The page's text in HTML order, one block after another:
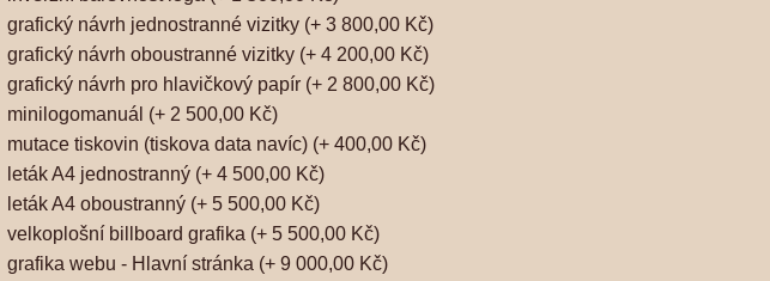
grafický návrh jednostranné vizitky (+ 3 800,00 Kč)
grafický návrh oboustranné vizitky (+ 4 200,00 Kč)
grafický návrh pro hlavičkový papír (+ 2 800,00 Kč)
minilogomanuál (+ 2 500,00 Kč)
mutace tiskovin (tiskova data navíc) (+ 400,00 Kč)
leták A4 jednostranný (+ 4 500,00 Kč)
leták A4 oboustranný (+ 5 500,00 Kč)
velkoplošní billboard grafika (+ 5 500,00 Kč)
grafika webu - Hlavní stránka (+ 9 000,00 Kč)